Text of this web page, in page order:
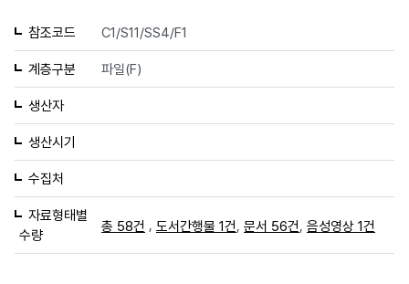
참조코드 C1/S11/SS4/F1
계층구분 파일(F)
생산자
생산시기
수집처
자료형태별
수량
총 58건 , 도서간행물 1건 문서 56건 음성영상 1건